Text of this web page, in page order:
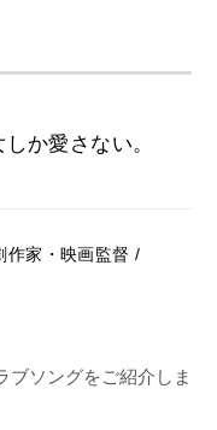
か愛さない。
作家・映画監督 /
ブソングをご紹介しま